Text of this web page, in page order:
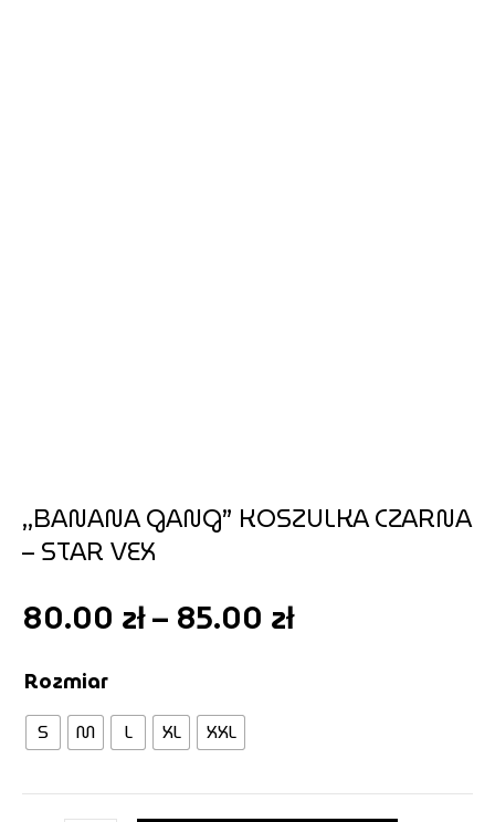
„BANANA GANG” KOSZULKA CZARNA
– STAR VEX
80.00 zł– 85.00 złZakres
Rozmiar
S M L XL XXL
ilość
GANG"
CZARNA